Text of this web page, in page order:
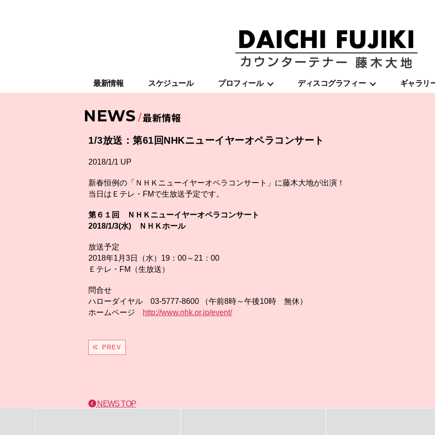
木
大
最新情報 スケジュール プロフィール ディスコグラフィー ギャラリ
NEWS 最新情報
1/3放送：第61回NHKニューイヤーオペラコンサート
2018/1/1 UP
新春恒例の「ＮＨＫニューイヤーオペラコンサート」に藤木大地が出演！
当日はＥテレ・FMで生放送予定です。
第６１回 ＮＨＫニューイヤーオペラコンサート
2018/1/3(水) ＮＨＫホール
放送予定
2018年1月3日（水）19：00～21：00
Ｅテレ・FM（生放送）
問合せ
ハローダイヤル 03-5777-8600 （午前8時～午後10時 無休）
ホームページ
http://www.nhk.or.jp/event/
PREV
NEWS TOP